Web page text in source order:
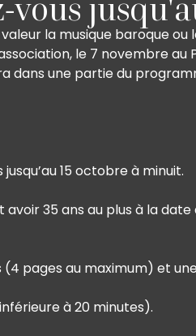
vous
la musique baroque ou
le 7 novembre au
dans une partie du
15 octobre à minuit.
35 ans au plus à la
pages au maximum) et
à 20 minutes).